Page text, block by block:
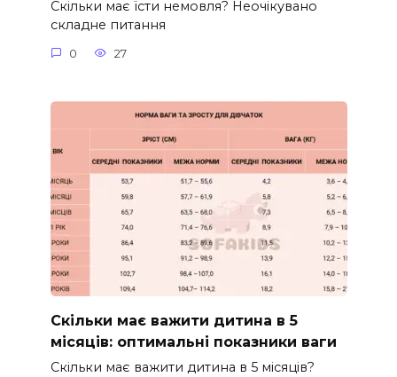
Скільки має їсти немовля? Неочікувано
складне питання
0 27
Скільки має важити дитина в 5
місяців: оптимальні показники ваги
Скільки має важити дитина в 5 місяців?